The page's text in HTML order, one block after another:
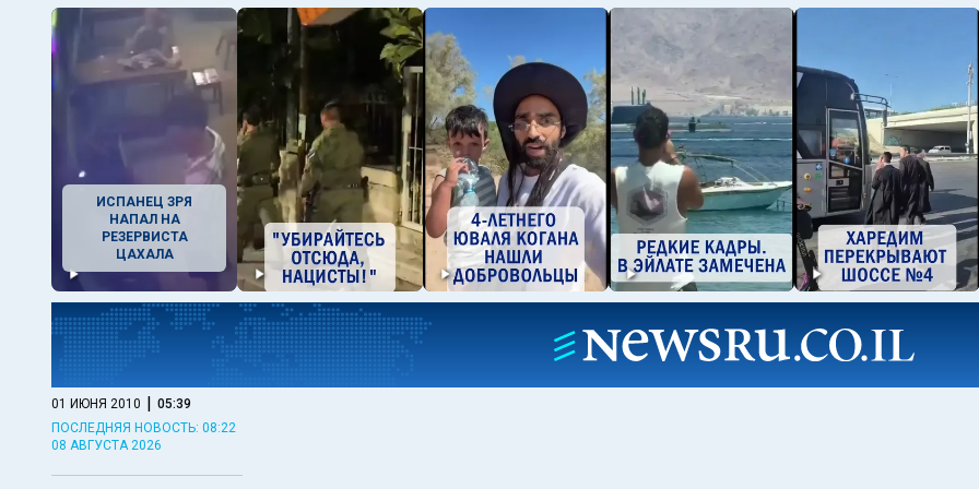
ИСПАНЕЦ ЗРЯ
НАПАЛ НА
РЕЗЕРВИСТА
ЦАХАЛА
01 ИЮНЯ 2010 | 05:39
ПОСЛЕДНЯЯ НОВОСТЬ: 08:22
08 АВГУСТА 2026